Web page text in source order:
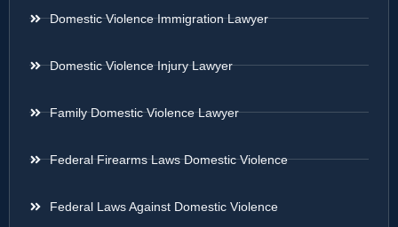
Domestic Violence Immigration Lawyer
Domestic Violence Injury Lawyer
Family Domestic Violence Lawyer
Federal Firearms Laws Domestic Violence
Federal Laws Against Domestic Violence